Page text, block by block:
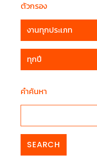
ตัวกรอง
คำค้นหา
SEARCH